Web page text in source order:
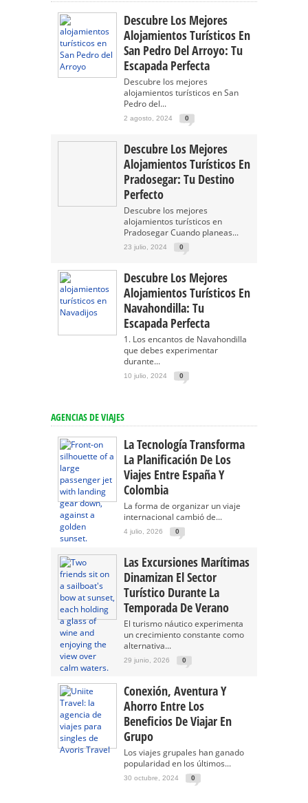
Descubre Los Mejores
Alojamientos Turísticos En
San Pedro Del Arroyo: Tu
Escapada Perfecta
Descubre los mejores
alojamientos turísticos en San
Pedro del...
2 agosto, 2024 0
Descubre Los Mejores
Alojamientos Turísticos En
Pradosegar: Tu Destino
Perfecto
Descubre los mejores
alojamientos turísticos en
Pradosegar Cuando planeas...
23 julio, 2024 0
Descubre Los Mejores
Alojamientos Turísticos En
Navahondilla: Tu
Escapada Perfecta
1. Los encantos de Navahondilla
que debes experimentar
durante...
10 julio, 2024 0
AGENCIAS DE VIAJES
La Tecnología Transforma
La Planificación De Los
Viajes Entre España Y
Colombia
La forma de organizar un viaje
internacional cambió de...
4 julio, 2026 0
Las Excursiones Marítimas
Dinamizan El Sector
Turístico Durante La
Temporada De Verano
El turismo náutico experimenta
un crecimiento constante como
alternativa...
29 junio, 2026 0
Conexión, Aventura Y
Ahorro Entre Los
Beneficios De Viajar En
Grupo
Los viajes grupales han ganado
popularidad en los últimos...
30 octubre, 2024 0